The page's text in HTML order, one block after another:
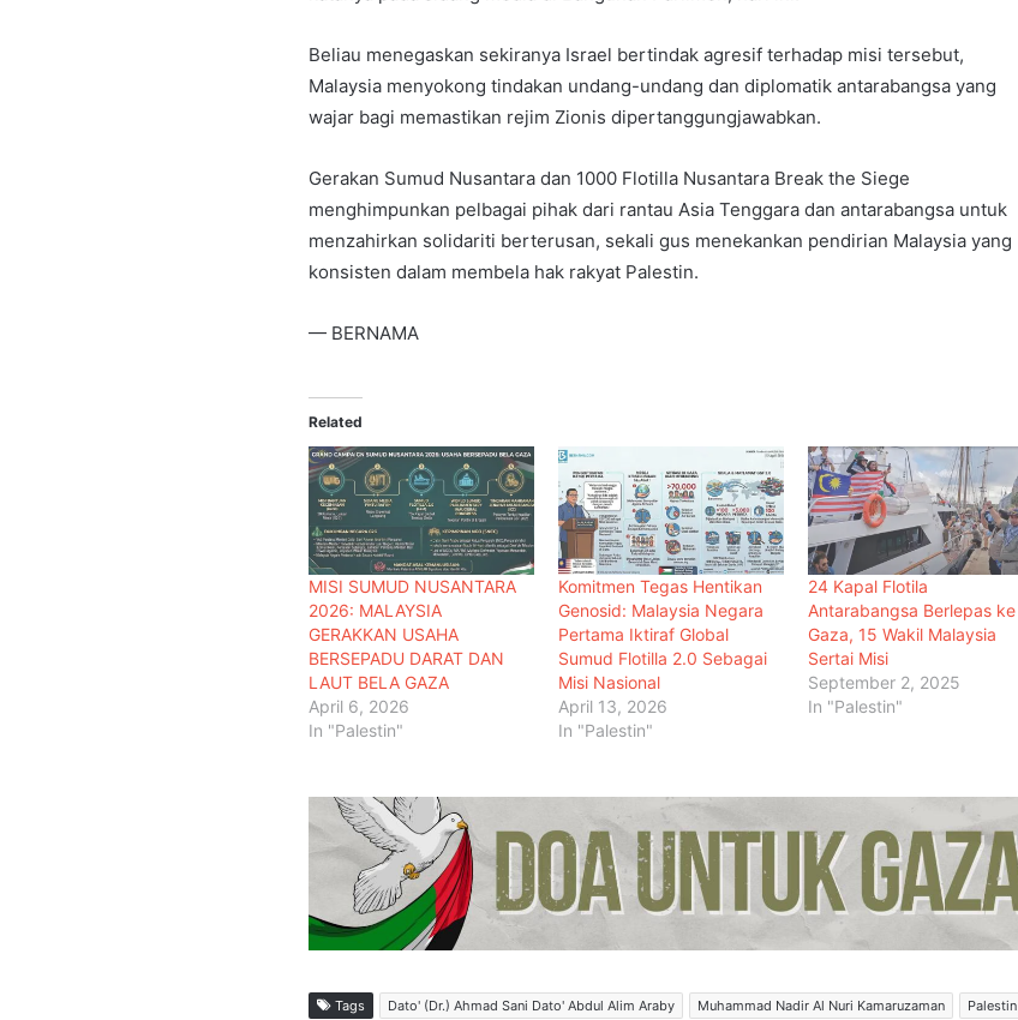
Beliau menegaskan sekiranya Israel bertindak agresif terhadap misi tersebut,
Malaysia menyokong tindakan undang-undang dan diplomatik antarabangsa yang
wajar bagi memastikan rejim Zionis dipertanggungjawabkan.
Gerakan Sumud Nusantara dan 1000 Flotilla Nusantara Break the Siege
menghimpunkan pelbagai pihak dari rantau Asia Tenggara dan antarabangsa untuk
menzahirkan solidariti berterusan, sekali gus menekankan pendirian Malaysia yang
konsisten dalam membela hak rakyat Palestin.
— BERNAMA
Related
MISI SUMUD NUSANTARA
2026: MALAYSIA
GERAKKAN USAHA
BERSEPADU DARAT DAN
LAUT BELA GAZA
April 6, 2026
In "Palestin"
Komitmen Tegas Hentikan
Genosid: Malaysia Negara
Pertama Iktiraf Global
Sumud Flotilla 2.0 Sebagai
Misi Nasional
April 13, 2026
In "Palestin"
24 Kapal Flotila
Antarabangsa Berlepas ke
Gaza, 15 Wakil Malaysia
Sertai Misi
September 2, 2025
In "Palestin"
Tags Dato' (Dr.) Ahmad Sani Dato' Abdul Alim Araby Muhammad Nadir Al Nuri Kamaruzaman
Palestin
Menteri Arab dan Islam Bersetuju
Wujud Mekanisme Tetap
Dokumentasi Pelanggaran Israel di
Baitulmaqdis Timur
Aqsa
Kadar Emigrasi Israel Capai Rekod
Tertinggi, Hampir 270,000
Penduduk Berpindah Keluar
Mesir Desak Pembukaan
Hadkan Laluan Bantuan ke Gaza